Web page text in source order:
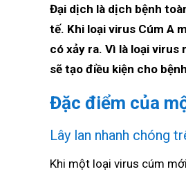
Đại dịch là dịch bệnh
tế. Khi loại virus Cúm A
có xảy ra. Vì là loại virus
sẽ tạo điều kiện cho
Đặc điểm của
Lây lan nhanh chóng
Khi một loại virus cúm